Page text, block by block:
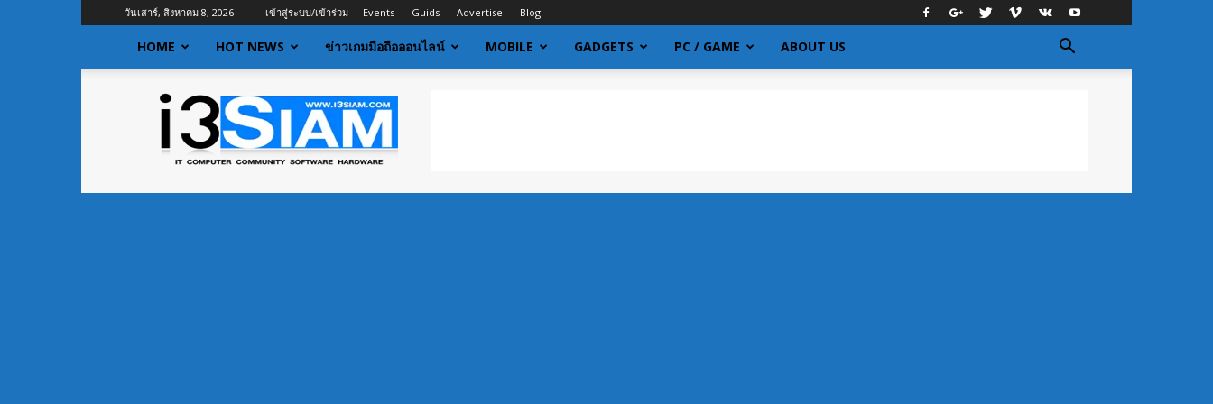
วันเสาร์, สิงหาคม 8, 2026 เข้าสู่ระบบ/เข้าร่วม Events Guids Advertise Blog
HOME HOT NEWS ข่าวเกมมือถือออนไลน์ MOBILE GADGETS PC / GAME ABOUT US
I3siam
ข่าว
ไอที
ข้อมูล